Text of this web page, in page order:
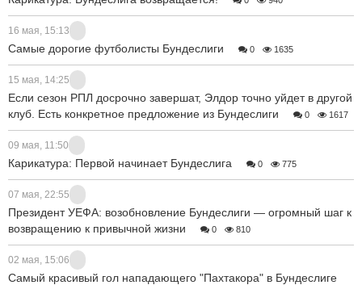
16 мая, 15:13
Самые дорогие футболисты Бундеслиги 0 1635
15 мая, 14:25
Если сезон РПЛ досрочно завершат, Элдор точно уйдет в другой
клуб. Есть конкретное предложение из Бундеслиги
0 1617
09 мая, 11:50
Карикатура: Первой начинает Бундеслига 0 775
07 мая, 22:55
Президент УЕФА: возобновление Бундеслиги — огромный шаг к
возвращению к привычной жизни
0 810
02 мая, 15:06
Самый красивый гол нападающего "Пахтакора" в Бундеслиге